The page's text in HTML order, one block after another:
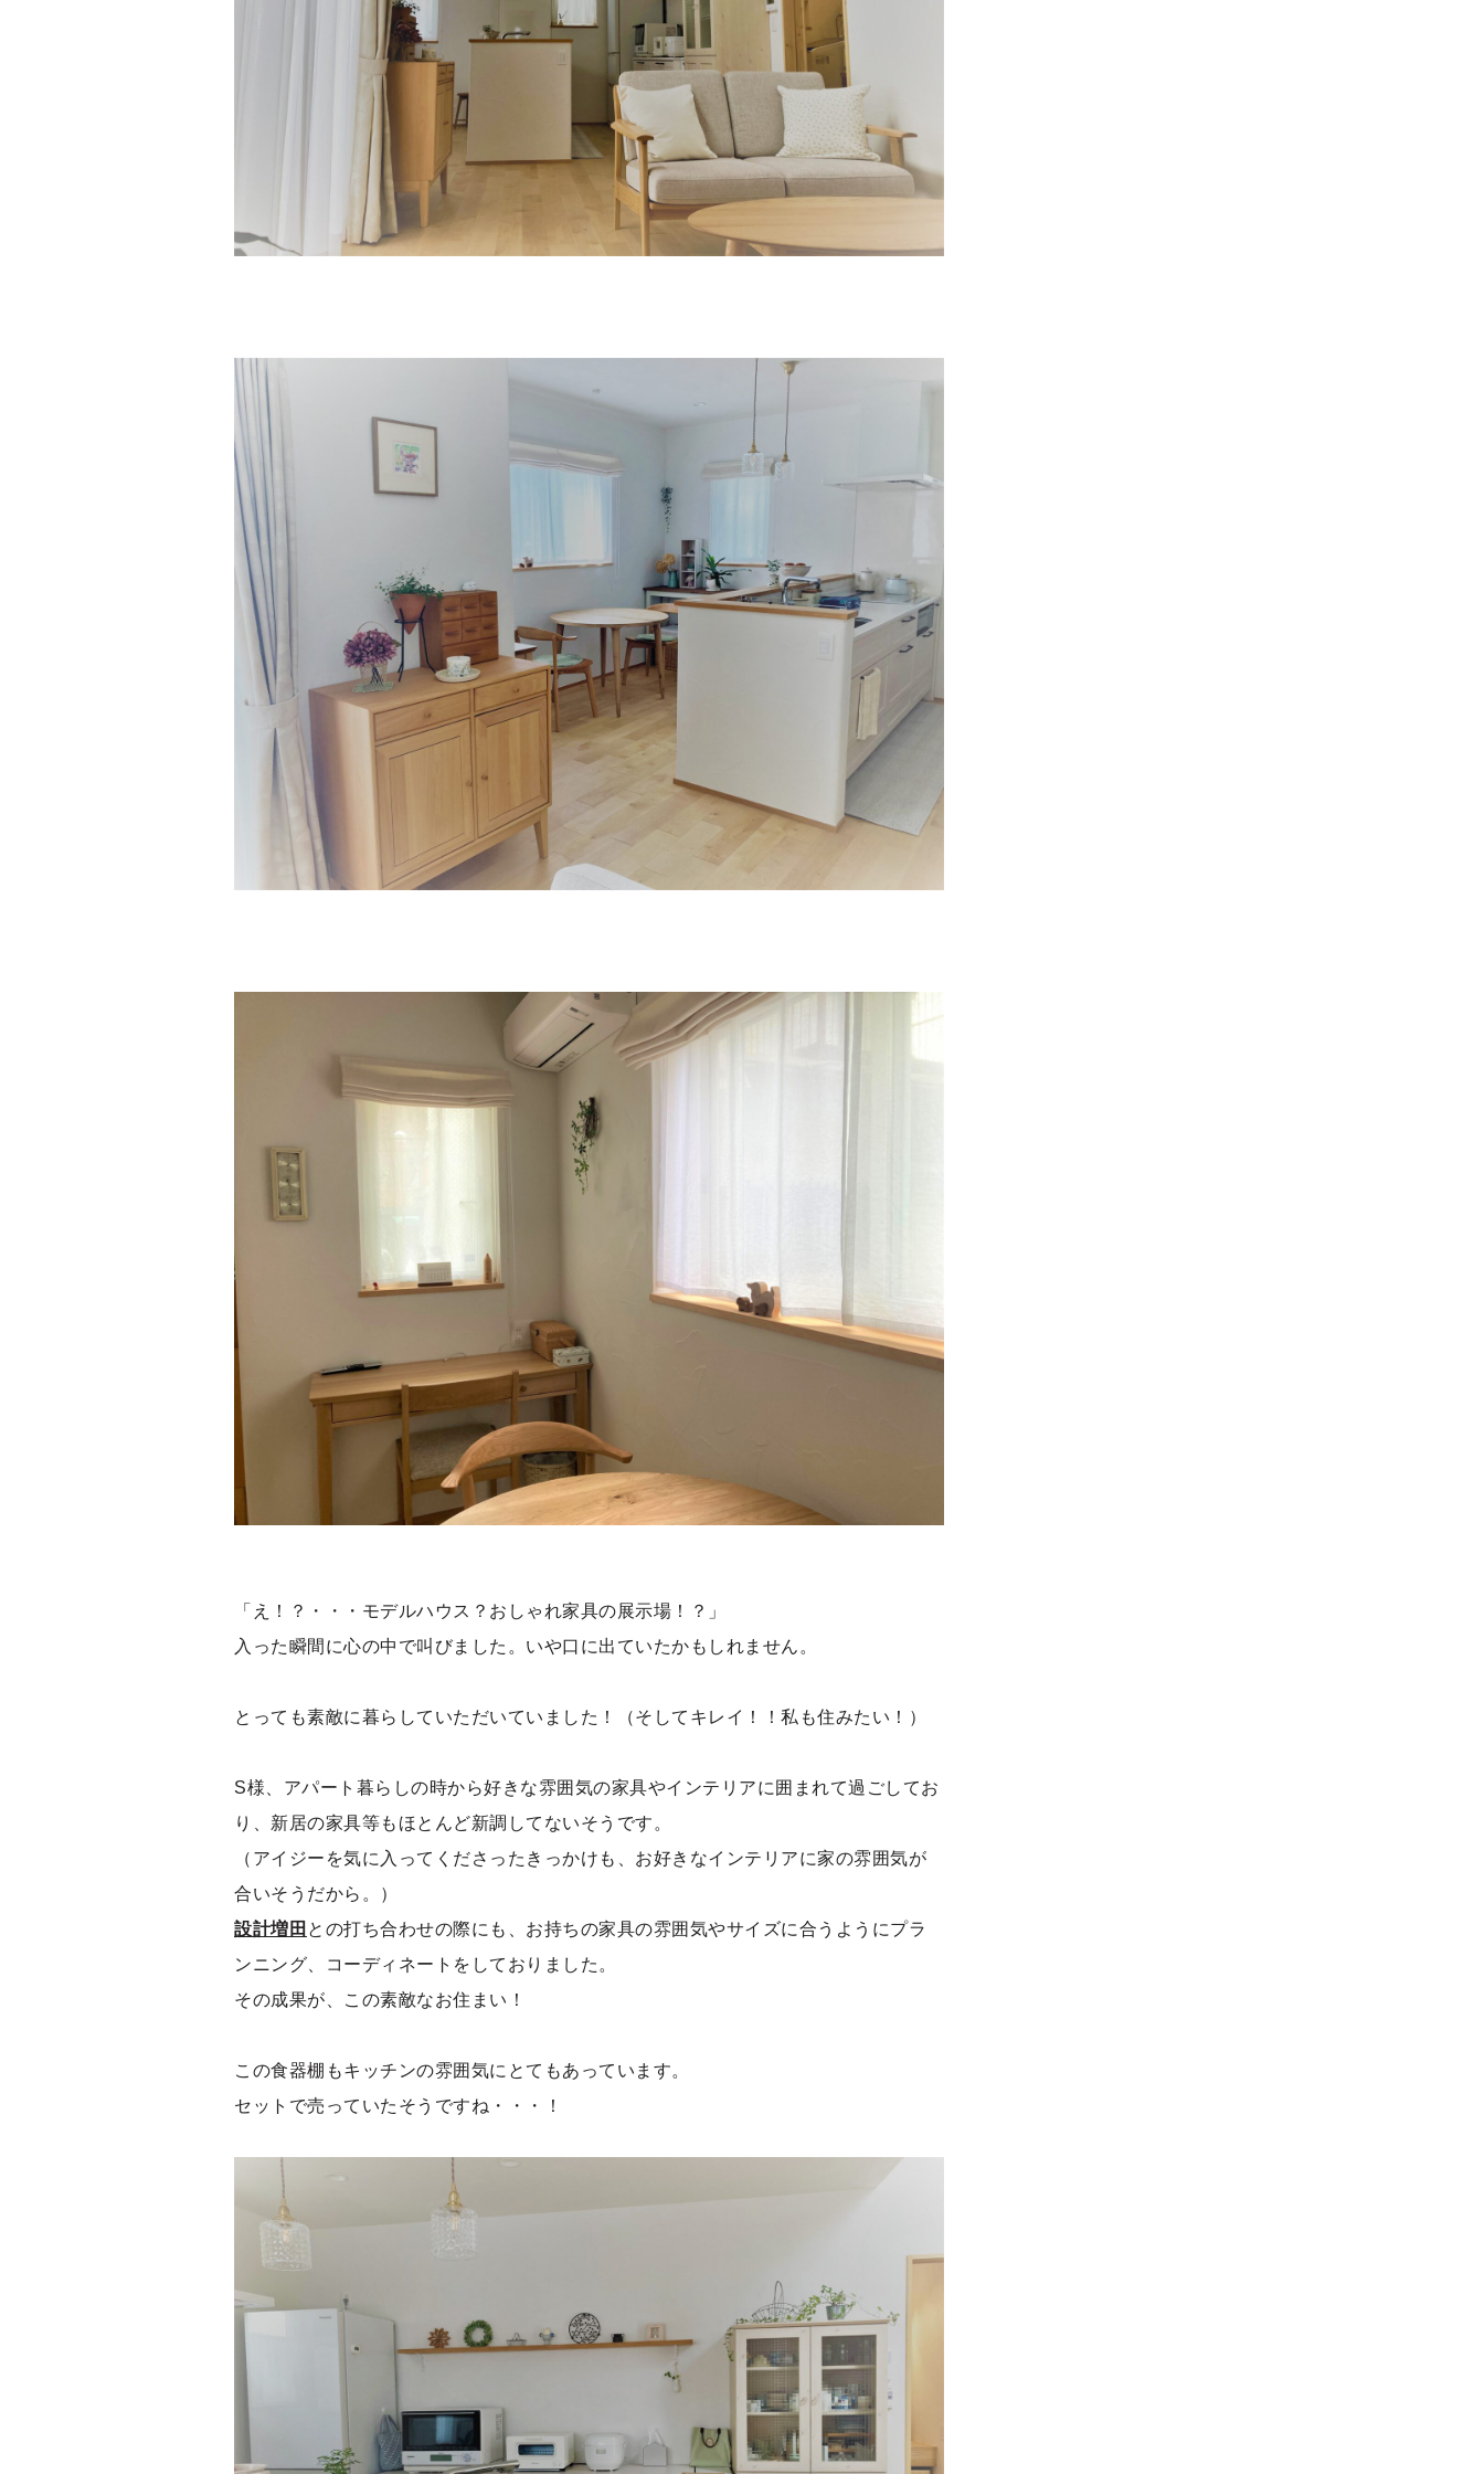
「え！？・・・モデルハウス？おしゃれ家具の展示場！？」
入った瞬間に心の中で叫びました。いや口に出ていたかもしれません。
とっても素敵に暮らしていただいていました！（そしてキレイ！！私も住みたい！）
S様、アパート暮らしの時から好きな雰囲気の家具やインテリアに囲まれて過ごしてお
り、新居の家具等もほとんど新調してないそうです。
（アイジーを気に入ってくださったきっかけも、お好きなインテリアに家の雰囲気が
合いそうだから。）
設計増田 との打ち合わせの際にも、お持ちの家具の雰囲気やサイズに合うようにプラ
ンニング、コーディネートをしておりました。
その成果が、この素敵なお住まい！
この食器棚もキッチンの雰囲気にとてもあっています。
セットで売っていたそうですね・・・！